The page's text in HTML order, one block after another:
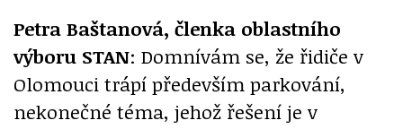
Petra Baštanová, členka oblastního
výboru STAN: Domnívám se, že řidiče v
Olomouci trápí především parkování,
nekonečné téma, jehož řešení je v